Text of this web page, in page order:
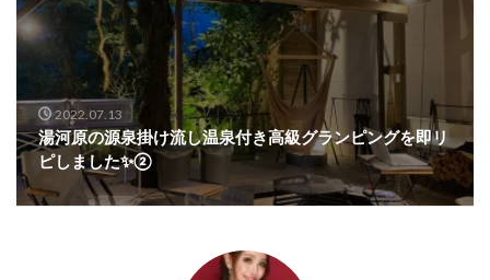
2022.07.13
湯河原の源泉掛け流し温泉付き高級グランピングを即リ
ピしました✨②